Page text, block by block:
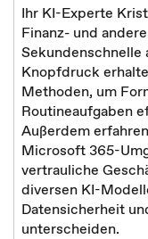
Ihr KI-Experte
Finanz- und
Sekundenschnelle
Knopfdruck
Methoden, um
Routineaufgaben
Außerdem
Microsoft 365-
vertrauliche
diversen KI-
Datensicherheit
unterscheiden.